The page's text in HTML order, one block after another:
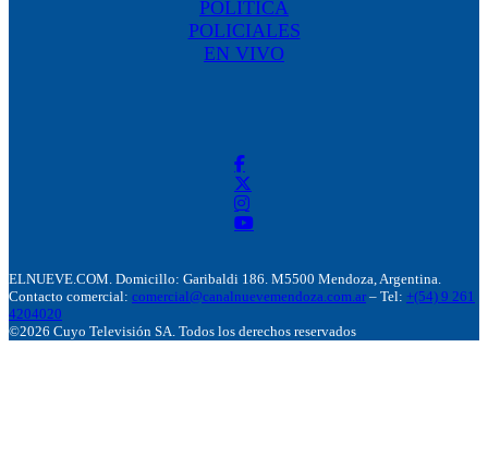
POLÍTICA
POLICIALES
EN VIVO
ELNUEVE.COM. Domicillo: Garibaldi 186. M5500 Mendoza, Argentina.
Contacto comercial: comercial@canalnuevemendoza.com.ar – Tel: +(54) 9 261
4204020
©2026 Cuyo Televisión SA. Todos los derechos reservados